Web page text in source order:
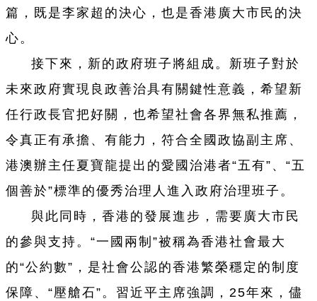
篇，既是李家超的決心，也是香港廣大市民的決
心。
接下來，新的政府班子將組成。新班子對於
未來政府實現良政善治具有關鍵性意義，希望新
任行政長官把好關，也希望社會各界無私推薦，
令真正有承擔、有能力，符合全國政協副主席、
港澳辦主任夏寶龍提出的愛國治港者“五有”、“五
個善於”標準的優秀治理人進入政府治理班子。
與此同時，香港的發展進步，需要廣大市民
的參與支持。“一國兩制”被稱為香港社會最大
的“公約數”，是社會公認的香港繁榮穩定的制度
保障、“壓艙石”。習近平主席強調，25年來，儘